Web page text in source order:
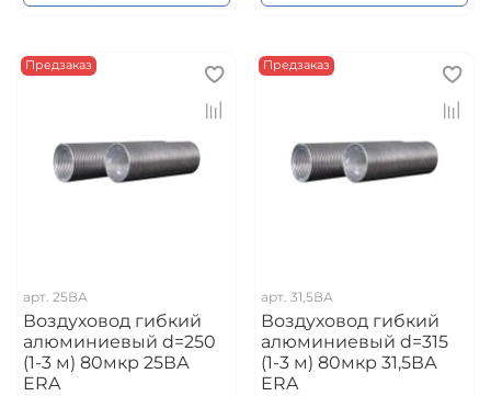
Предзаказ
арт. 25ВА
Воздуховод гибкий
алюминиевый d=250
(1-3 м) 80мкр 25ВА
ERA
Предзаказ
арт. 31,5ВА
Воздуховод гибкий
алюминиевый d=315
(1-3 м) 80мкр 31,5ВА
ERA